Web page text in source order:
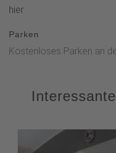
hier.
Parken
Kostenloses Parken an